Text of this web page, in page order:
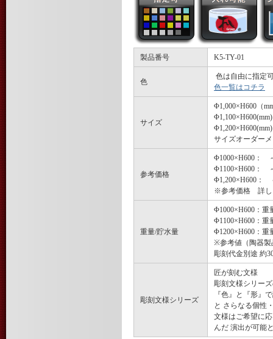
製品番号 K5-TY-01
色
色は自由に指
色一覧はコチラ
サイズ
Φ1,000×H600（
Φ1,100×H600(mm)
Φ1,200×H600(mm)
サイズオーダー
参考価格
Φ1000×H600：
Φ1100×H600：
Φ1,200×H600：
※参考価格 詳し
重量/貯水量
Φ1000×H600：
Φ1100×H600：
Φ1200×H600：
※参考値（陶器製
彫刻代金別途 約
彫刻文様シリーズ
匠が刻む文様
彫刻文様シリー
『色』と『形』
と さらなる個性
文様はご希望に
んだ 演出が可能